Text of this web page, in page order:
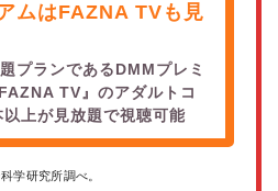
ムはFAZNA TVも見
プランであるDMMプレミ
TV』のアダルトコ
上が見放題で視聴可能
学研究所調べ。